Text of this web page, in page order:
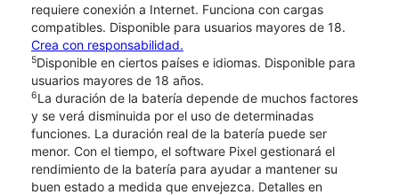
requiere conexión a Internet. Funciona con cargas
compatibles. Disponible para usuarios mayores de 18.
Crea con responsabilidad.
5Disponible en ciertos países e idiomas. Disponible para
usuarios mayores de 18 años.
6La duración de la batería depende de muchos factores
y se verá disminuida por el uso de determinadas
funciones. La duración real de la batería puede ser
menor. Con el tiempo, el software Pixel gestionará el
rendimiento de la batería para ayudar a mantener su
buen estado a medida que envejezca. Detalles en